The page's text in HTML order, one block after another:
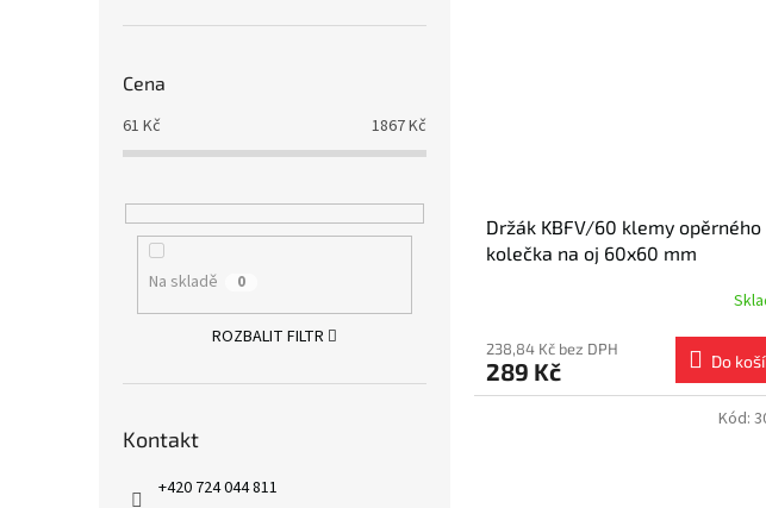
Cena
61 Kč 1867Kč
Na skladě 0
ROZBALIT FILTR
Kontakt
+420 724 044 811
Držák KBFV/60 klemy opěrného
kolečka na oj 60x60 mm
238,84 Kč bez DPH
289 Kč Do
Kód: